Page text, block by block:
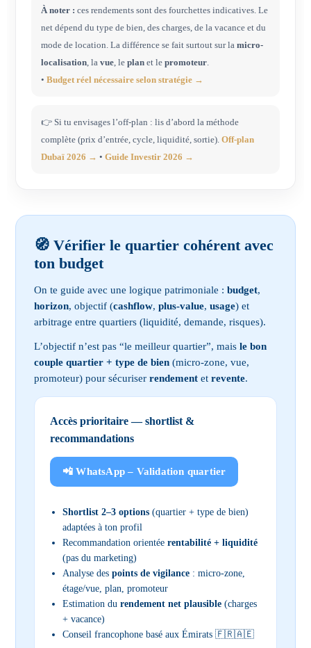
À noter : ces rendements sont des fourchettes indicatives. Le
net dépend du type de bien, des charges, de la vacance et du
mode de location. La différence se fait surtout sur la micro-
localisation, la vue, le plan et le promoteur.
• Budget réel nécessaire selon stratégie →
👉 Si tu envisages l’off-plan : lis d’abord la méthode
complète (prix d’entrée, cycle, liquidité, sortie). Off-plan
Dubaï 2026 → • Guide Investir 2026 →
🧭 Vérifier le quartier cohérent avec
ton budget
On te guide avec une logique patrimoniale : budget,
horizon, objectif (cashflow, plus-value, usage) et
arbitrage entre quartiers (liquidité, demande, risques).
L’objectif n’est pas “le meilleur quartier”, mais le bon
couple quartier + type de bien (micro-zone, vue,
promoteur) pour sécuriser rendement et revente.
Accès prioritaire — shortlist &
recommandations
📲 WhatsApp – Validation quartier
Shortlist 2–3 options (quartier + type de bien)
adaptées à ton profil
Recommandation orientée rentabilité + liquidité
(pas du marketing)
Analyse des points de vigilance : micro-zone,
étage/vue, plan, promoteur
Estimation du rendement net plausible (charges
+ vacance)
Conseil francophone basé aux Émirats 🇫🇷🇦🇪